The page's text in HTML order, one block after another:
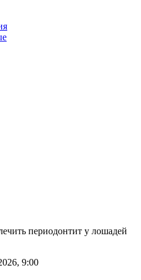
периодонтит у лошадей
9:00